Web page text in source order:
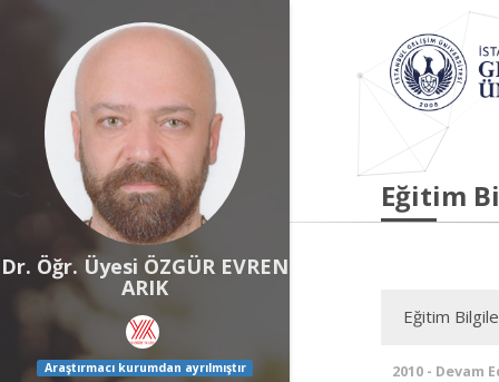
Dr. Öğr. Üyesi ÖZGÜR EVREN
ARIK
Araştırmacı kurumdan ayrılmıştır
Eğitim
Eğitim
2010 - Devam